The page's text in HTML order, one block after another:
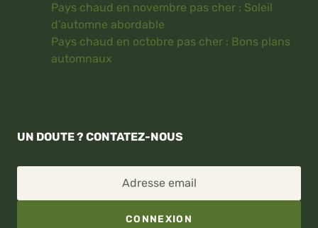
Pays chaud en novembre pas cher : Soleil
d’automne abordable
Pays chaud en octobre pas cher : Bons plans
automnaux
UN DOUTE ? CONTATEZ-NOUS
Adresse email
CONNEXION